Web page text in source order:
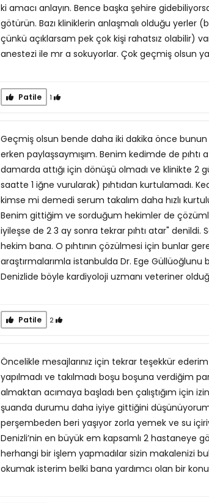
ki amacı anlayın. Bence başka şehire
götürün. Bazı kliniklerin anlaşmalı olduğu yerler
çünkü açıklarsam pek çok kişi rahatsız olabilir)
anestezi ile mr a sokuyorlar. Çok geçmiş olsun
Patile 1
Geçmiş olsun bende daha iki dakika önce bunun
erken paylaşsaymışım. Benim kedimde de
damarda attığı için dönüşü olmadı ve klinikte 2
saatte 1 iğne vurularak) pıhtıdan kurtulamadı.
kimse mi demedi serum takalım daha hızlı
Benim gittiğim ve sorduğum hekimler de
iyileşse de 2 3 ay sonra tekrar pıhtı atar"
hekim bana. O pıhtının çözülmesi için bunlar
araştırmalarımla istanbulda Dr. Ege
Denizlide böyle kardiyoloji uzmanı veteriner
Patile 2
Öncelikle mesajlarınız için tekrar teşekkür
yapılmadı ve takılmadı boşu boşuna verdiğim
almaktan acımaya başladı ben çalıştığım için
şuanda durumu daha iyiye gittiğini
perşembeden beri yaşıyor zorla yemek ve su
Denizli’nin en büyük em kapsamlı 2 hastaneye
herhangi bir işlem yapmadılar sizin makalenizi
okumak isterim belki bana yardımcı olan bir